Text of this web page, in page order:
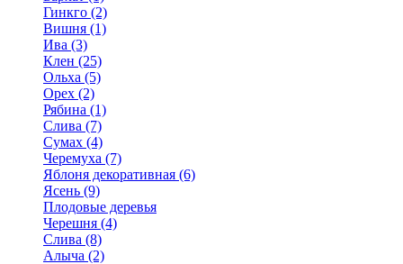
Гинкго (2)
Вишня (1)
Ива (3)
Клен (25)
Ольха (5)
Орех (2)
Рябина (1)
Слива (7)
Сумах (4)
Черемуха (7)
Яблоня декоративная (6)
Ясень (9)
Плодовые деревья
Черешня (4)
Слива (8)
Алыча (2)